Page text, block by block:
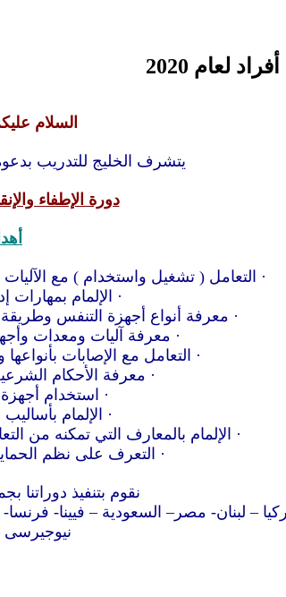
لعام 2020
السلام
يتشرف الخليج للتدريب
دورة الإطفاء
· التعامل ( تشغيل واستخدام ) مع الآليات
· الإلمام بمهارات
· معرفة أنواع أجهزة التنفس
· معرفة آليات ومعدات
· التعامل مع الإصابات
· معرفة الأحكام
· استخدام
· الإلمام
· الإلمام بالمعارف التي تمكنه من
· التعرف على نظم
نقوم بتنفيذ دوراتنا
– لبنان- مصر– السعودية – فيينا-